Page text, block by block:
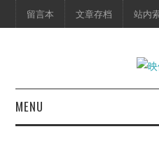
留言本 文章存档 站内
MENU